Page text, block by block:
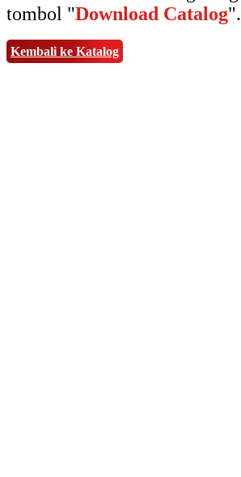
tombol "Download Catalog".
Kembali ke Katalog